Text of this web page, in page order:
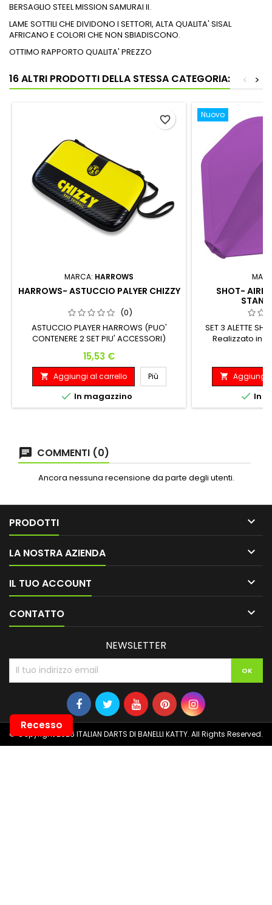
BERSAGLIO STEEL MISSION SAMURAI II.
LAME SOTTILI CHE DIVIDONO I SETTORI, ALTA QUALITA' SISAL
AFRICANO E COLORI CHE NON SBIADISCONO.
OTTIMO RAPPORTO QUALITA' PREZZO
16 ALTRI PRODOTTI DELLA STESSA CATEGORIA: >
<
MARCA: HARROWS
HARROWS- ASTUCCIO PALYER CHIZZY
(0)
ASTUCCIO PLAYER HARROWS (PUO'
CONTENERE 2 SET PIU' ACCESSORI)
Prezzo
15,53 €
 Aggiungi al carrello Più
 In magazzino
favorite_border Nuovo
SHOT-
SET 3 ALETTE
Realizzato in
stampata con
di 90 gradi per
Le nervature
 Aggiungi
 In
COMMENTI (0)
Ancora nessuna recensione da parte degli utenti.
PRODOTTI 
LA NOSTRA AZIENDA 
IL TUO ACCOUNT 
CONTATTO 
NEWSLETTER
© Copyright 2026 ITALIAN DARTS DI BANELLI KATTY. All Rights Reserved.
Recesso